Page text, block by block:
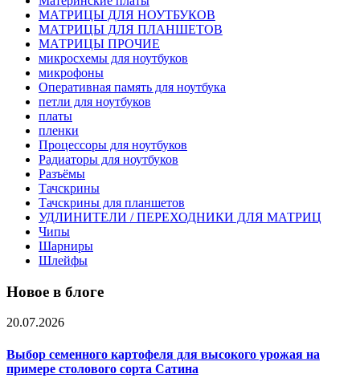
МАТРИЦЫ ДЛЯ НОУТБУКОВ
МАТРИЦЫ ДЛЯ ПЛАНШЕТОВ
МАТРИЦЫ ПРОЧИЕ
микросхемы для ноутбуков
микрофоны
Оперативная память для ноутбука
петли для ноутбуков
платы
пленки
Процессоры для ноутбуков
Радиаторы для ноутбуков
Разъёмы
Тачскрины
Тачскрины для планшетов
УДЛИНИТЕЛИ / ПЕРЕХОДНИКИ ДЛЯ МАТРИЦ
Чипы
Шарниры
Шлейфы
Новое в блоге
20.07.2026
Выбор семенного картофеля для высокого урожая на
примере столового сорта Сатина